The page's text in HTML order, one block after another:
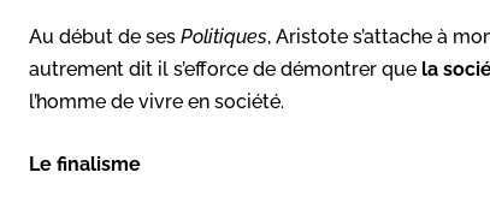
Au début de ses Politiques, Aristote s’attache à
autrement dit il s’efforce de démontrer que la
l’homme de vivre en société.
Le finalisme